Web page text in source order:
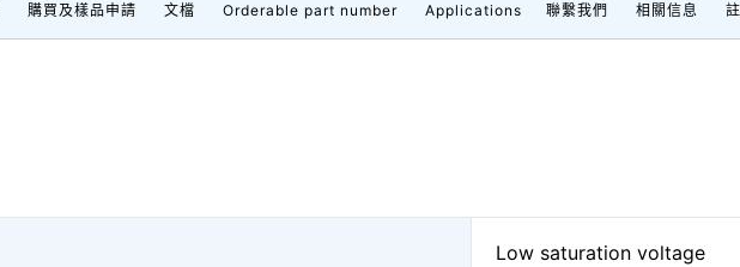
購買及樣品申請 文檔 Orderable part number Applications 聯繫我們 相關信息 註
Low saturation voltage